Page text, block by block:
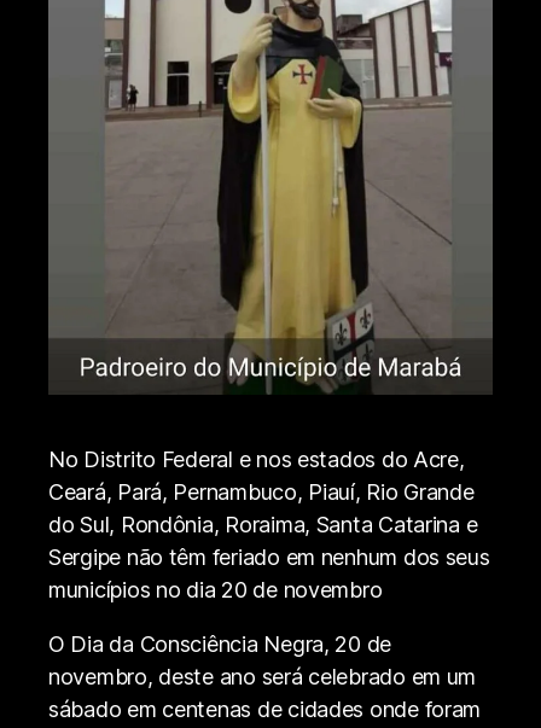
No Distrito Federal e nos estados do Acre,
Ceará, Pará, Pernambuco, Piauí, Rio Grande
do Sul, Rondônia, Roraima, Santa Catarina e
Sergipe não têm feriado em nenhum dos seus
municípios no dia 20 de novembro
O Dia da Consciência Negra, 20 de
novembro, deste ano será celebrado em um
sábado em centenas de cidades onde foram